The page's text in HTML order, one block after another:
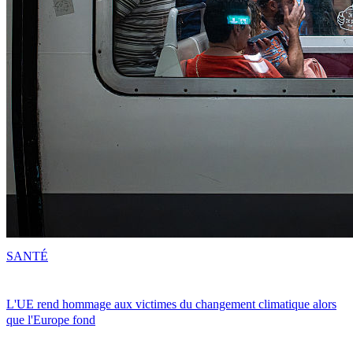
L'UE rend hommage aux victimes du changement climatique alors
que l'Europe fond
SANTÉ